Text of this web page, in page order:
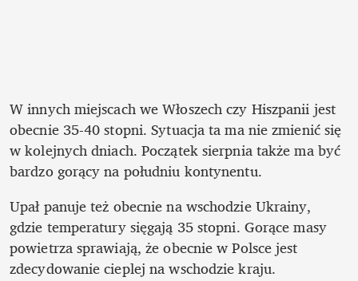
W innych miejscach we Włoszech czy Hiszpanii jest
obecnie 35-40 stopni. Sytuacja ta ma nie zmienić się
w kolejnych dniach. Początek sierpnia także ma być
bardzo gorący na południu kontynentu.
Upał panuje też obecnie na wschodzie Ukrainy,
gdzie temperatury sięgają 35 stopni. Gorące masy
powietrza sprawiają, że obecnie w Polsce jest
zdecydowanie cieplej na wschodzie kraju.